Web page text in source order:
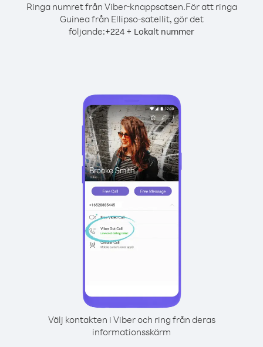
Ringa numret från Viber-knappsatsen.För att ringa
Guinea från Ellipso-satellit, gör det
följande:+224 + Lokalt nummer
Välj kontakten i Viber och ring från deras
informationsskärm